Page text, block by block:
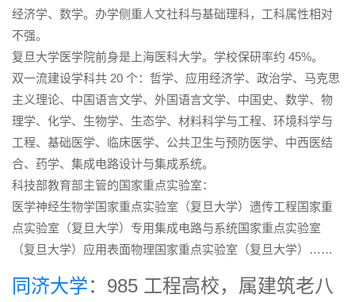
经济学、数学。办学侧重人文社科与基础理科，工科属性相对
不强。
复旦大学医学院前身是上海医科大学。学校保研率约 45%。
双一流建设学科共 20 个：哲学、应用经济学、政治学、马克思
主义理论、中国语言文学、外国语言文学、中国史、数学、物
理学、化学、生物学、生态学、材料科学与工程、环境科学与
工程、基础医学、临床医学、公共卫生与预防医学、中西医结
合、药学、集成电路设计与集成系统。
科技部教育部主管的国家重点实验室：
医学神经生物学国家重点实验室（复旦大学）遗传工程国家重
点实验室（复旦大学）专用集成电路与系统国家重点实验室
（复旦大学）应用表面物理国家重点实验室（复旦大学）……
同济大学：985 工程高校，属建筑老八